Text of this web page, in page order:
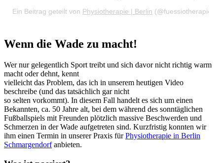
Ein Beitrag geteilt von Physiotherapie | Berlin (@fuessiotherapie)
Wenn die Wade zu macht!
Wer nur gelegentlich Sport treibt und sich davor nicht richtig warm
macht oder dehnt, kennt
vielleicht das Problem, das ich in unserem heutigen Video
beschreibe (und das tatsächlich gar nicht
so selten vorkommt). In diesem Fall handelt es sich um einen
Bekannten, ca. 50 Jahre alt, bei dem während des sonntäglichen
Fußballspiels mit Freunden plötzlich massive Beschwerden und
Schmerzen in der Wade aufgetreten sind. Kurzfristig konnten wir
ihm einen Termin in unserer Praxis fürPhysiotherapie in Berlin
Schmargendorfanbieten.